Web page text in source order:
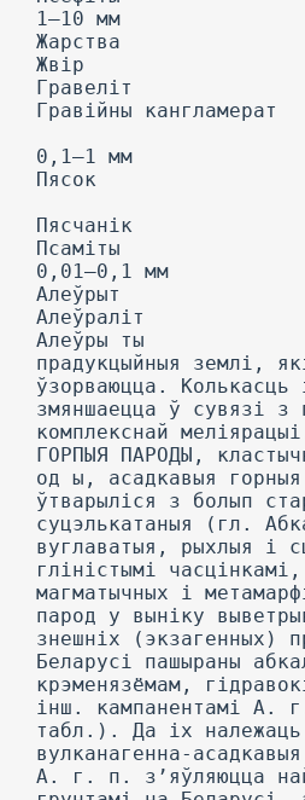
1—10 мм
Жарства
Жвір
Гравеліт
Гравійны кангламерат
0,1—1 мм
Пясок
Пясчанік
Псаміты
0,01—0,1 мм
Алеўрыт
Алеўраліт
Алеўры ты
прадукцыйныя землі,
ўзорваюцца. Колькасць
змяншаецца ў сувязі з
комплекснай
ГОРПЫЯ ПАРОДЫ,
од ы, асадкавыя
ўтварыліся з болып
суцэлькатаныя (гл.
вуглаватыя, рыхлыя і
гліністымі
магматычных і
парод у выніку
знешніх (экзагенных)
Беларусі пашыраны
крэменязёмам,
інш. кампанентамі А.
табл.). Да іх належаць
вулканагенна-
А. г. п. з’яўляюцца